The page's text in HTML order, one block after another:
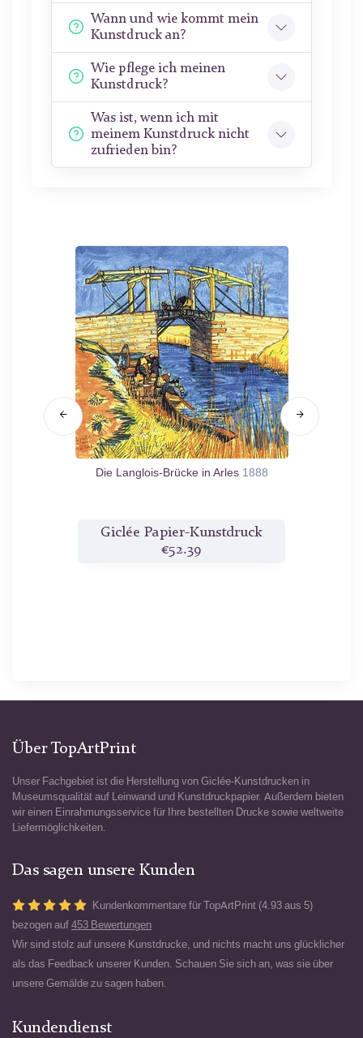
Wann und wie kommt mein
Kunstdruck an?
Wie pflege ich meinen
Kunstdruck?
Was ist, wenn ich mit
meinem Kunstdruck nicht
zufrieden bin?
Die Langlois-Brücke in Arles 1888
Giclée Papier-Kunstdruck
€52.39
Über TopArtPrint
Unser Fachgebiet ist die Herstellung von Giclée-Kunstdrucken in
Museumsqualität auf Leinwand und Kunstdruckpapier. Außerdem bieten
wir einen Einrahmungsservice für Ihre bestellten Drucke sowie weltweite
Liefermöglichkeiten.
Das sagen unsere Kunden
Kundenkommentare für TopArtPrint (4.93 aus 5)
bezogen auf 453 Bewertungen
Wir sind stolz auf unsere Kunstdrucke, und nichts macht uns glücklicher
als das Feedback unserer Kunden. Schauen Sie sich an, was sie über
unsere Gemälde zu sagen haben.
Kundendienst